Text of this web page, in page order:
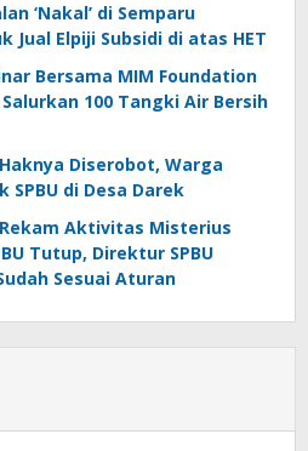
‘Nakal’ di Semparu
Jual Elpiji Subsidi di atas HET
Bersama MIM Foundation
100 Tangki Air Bersih
Diserobot, Warga
SPBU di Desa Darek
Aktivitas Misterius
Tutup, Direktur SPBU
Sesuai Aturan